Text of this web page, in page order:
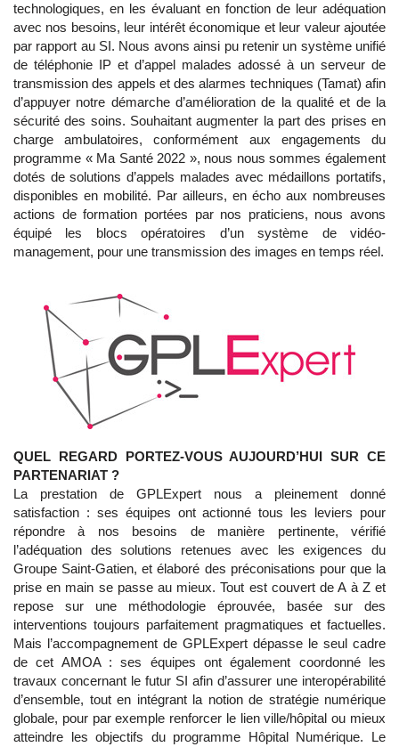
technologiques, en les évaluant en fonction de leur adéquation
avec nos besoins, leur intérêt économique et leur valeur ajoutée
par rapport au SI. Nous avons ainsi pu retenir un système unifié
de téléphonie IP et d’appel malades adossé à un serveur de
transmission des appels et des alarmes techniques (Tamat) afin
d’appuyer notre démarche d’amélioration de la qualité et de la
sécurité des soins. Souhaitant augmenter la part des prises en
charge ambulatoires, conformément aux engagements du
programme « Ma Santé 2022 », nous nous sommes également
dotés de solutions d’appels malades avec médaillons portatifs,
disponibles en mobilité. Par ailleurs, en écho aux nombreuses
actions de formation portées par nos praticiens, nous avons
équipé les blocs opératoires d’un système de vidéo-
management, pour une transmission des images en temps réel.
QUEL REGARD PORTEZ-VOUS AUJOURD’HUI SUR CE
PARTENARIAT ?
La prestation de GPLExpert nous a pleinement donné
satisfaction : ses équipes ont actionné tous les leviers pour
répondre à nos besoins de manière pertinente, vérifié
l’adéquation des solutions retenues avec les exigences du
Groupe Saint-Gatien, et élaboré des préconisations pour que la
prise en main se passe au mieux. Tout est couvert de A à Z et
repose sur une méthodologie éprouvée, basée sur des
interventions toujours parfaitement pragmatiques et factuelles.
Mais l’accompagnement de GPLExpert dépasse le seul cadre
de cet AMOA : ses équipes ont également coordonné les
travaux concernant le futur SI afin d’assurer une interopérabilité
d’ensemble, tout en intégrant la notion de stratégie numérique
globale, pour par exemple renforcer le lien ville/hôpital ou mieux
atteindre les objectifs du programme Hôpital Numérique. Le